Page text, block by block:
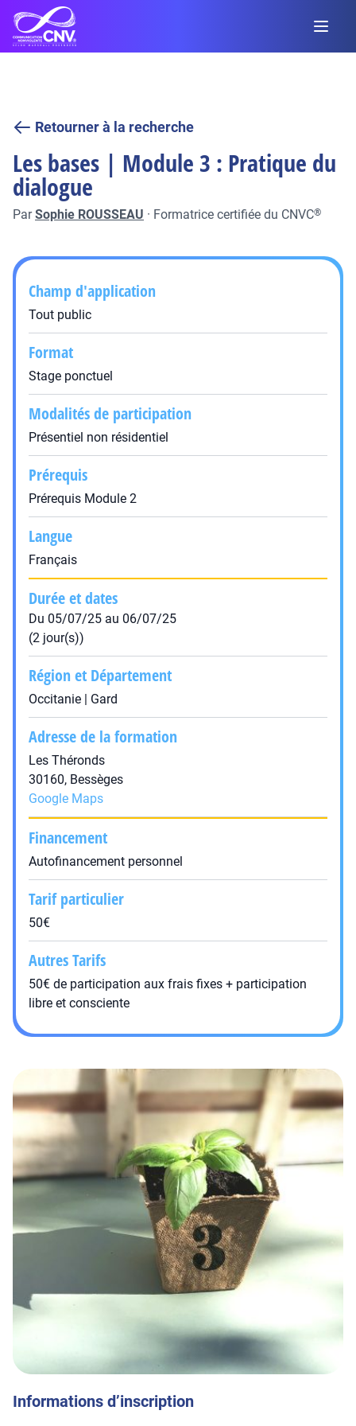
Retourner à la recherche
Les bases | Module 3 : Pratique du
dialogue
ParSophie ROUSSEAU · Formatrice certifiée du CNVC®
Champ d'application
Tout public
Format
Stage ponctuel
Modalités de participation
Présentiel non résidentiel
Prérequis
Prérequis Module 2
Langue
Français
Durée et dates
Du 05/07/25 au 06/07/25
(2 jour(s))
Région et Département
Occitanie | Gard
Adresse de la formation
Les Théronds
30160, Bessèges
Google Maps
Financement
Autofinancement personnel
Tarif particulier
50€
Autres Tarifs
50€ de participation aux frais fixes + participation
libre et consciente
Informations d’inscription